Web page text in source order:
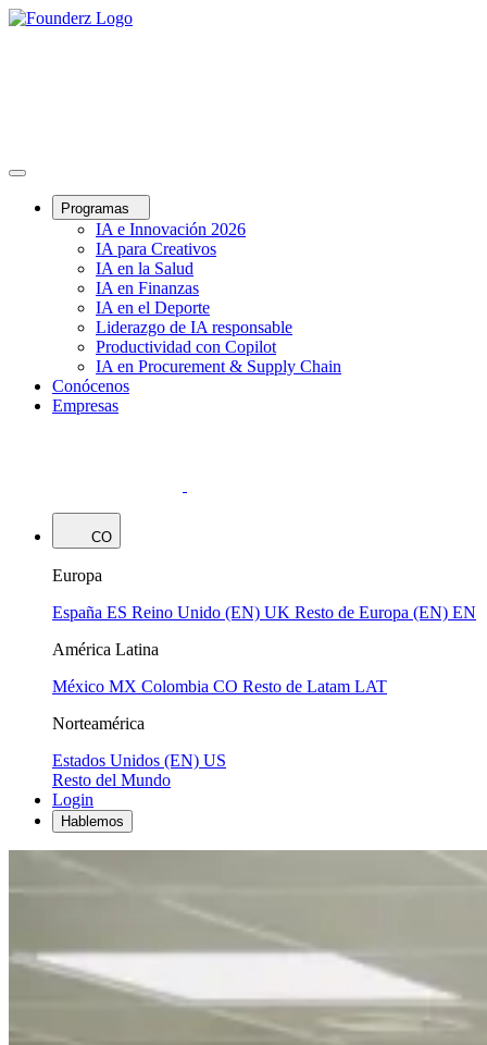
Programas
IA e Innovación 2026
IA para Creativos
IA en la Salud
IA en Finanzas
IA en el Deporte
Liderazgo de IA responsable
Productividad con Copilot
IA en Procurement & Supply Chain
Conócenos
Empresas
CO
Europa
España ES Reino Unido (EN) UK Resto de Europa (EN) EN
América Latina
México MX Colombia CO Resto de Latam LAT
Norteamérica
Estados Unidos (EN) US
Resto del Mundo
Login
Hablemos